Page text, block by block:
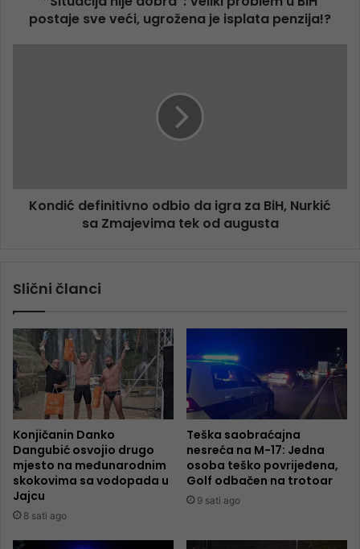
postaje sve veći, ugrožena je isplata penzija!?
Kondić definitivno odbio da igra za BiH, Nurkić
sa Zmajevima tek od augusta
Slični članci
Konjičanin Danko
Dangubić osvojio drugo
mjesto na međunarodnim
skokovima sa vodopada u
Jajcu
8 sati ago
Teška saobraćajna
nesreća na M-17: Jedna
osoba teško povrijeđena,
Golf odbačen na trotoar
9 sati ago